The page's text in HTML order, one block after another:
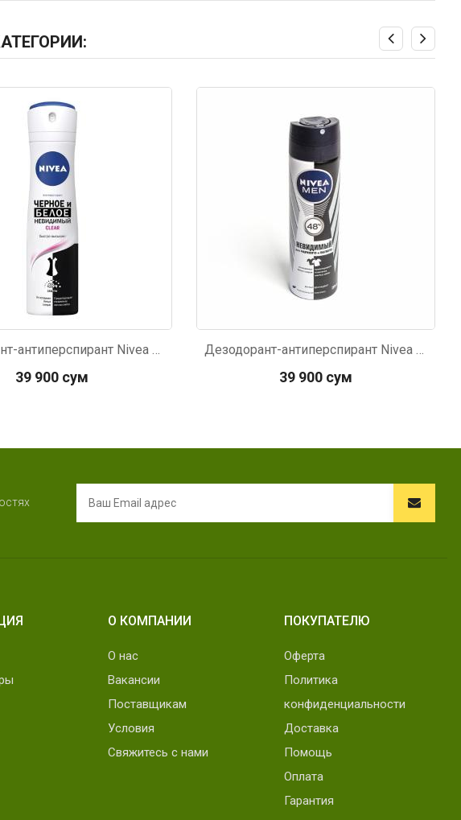
Дезодорант-антиперспирант Nivea Невидимая защита для черного и белого спрей женский 150мл
39 900 сум
Дезодорант-антиперспирант Nivea Men Power Невидимая защита для черного и белого спрей 150мл
39 900 сум
О КОМПАНИИ
О нас
Вакансии
Поставщикам
Условия
Свяжитесь с нами
ПОКУПАТЕЛЮ
Оферта
Политика
конфиденциальности
Доставка
Помощь
Оплата
Гарантия